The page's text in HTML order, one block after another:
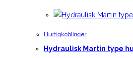
Hurtigkoblinger
Hydraulisk Martin type